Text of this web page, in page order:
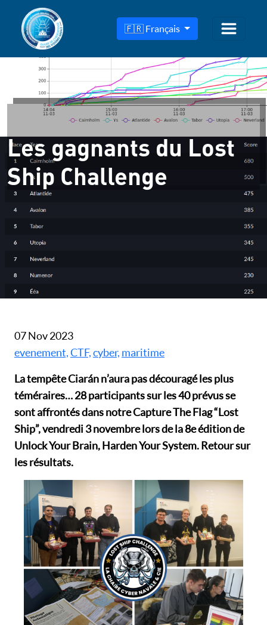
🇫🇷 Français
Les gagnants du Lost
Ship Challenge
07 Nov 2023
evenement,CTF,cyber, maritime
La tempête Ciarán n’aura pas découragé les plus
téméraires… 28 participants sur les 40 prévus se
sont affrontés dans notre Capture The Flag “Lost
Ship”, vendredi 3 novembre lors de la 8e édition de
Unlock Your Brain, Harden Your System. Retour sur
les résultats.